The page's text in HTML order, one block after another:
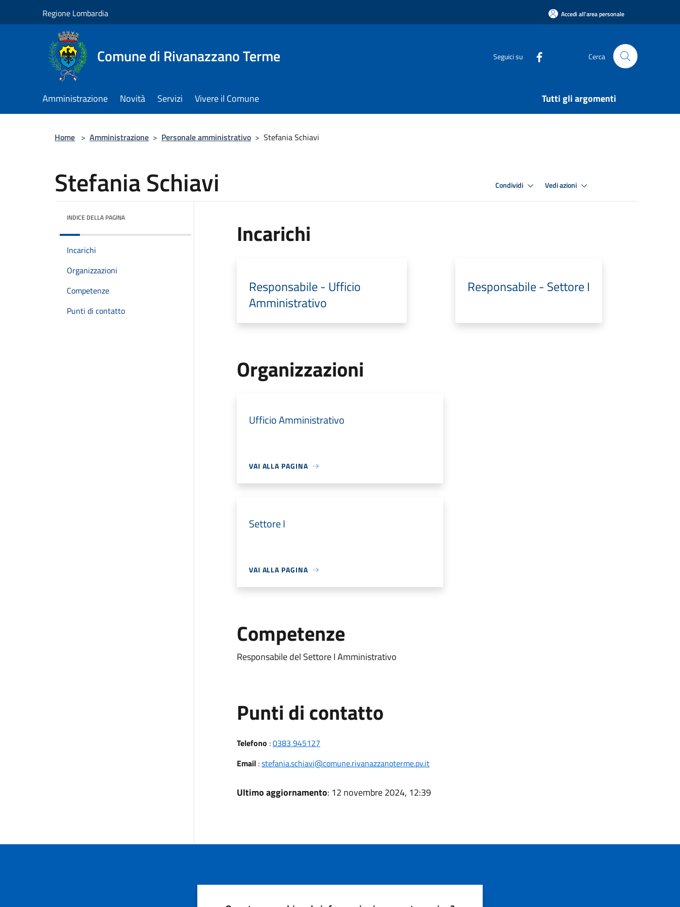
Regione Lombardia Accedi all'area personale
Comune di Rivanazzano Terme Seguici su Cerca
Amministrazione Novità Servizi Vivere il Comune Tutti gli argomenti
Home > Amministrazione > Personale amministrativo > Stefania Schiavi
Stefania Schiavi Condividi Vedi azioni
INDICE DELLA PAGINA
Incarichi
Organizzazioni
Competenze
Punti di contatto
Incarichi
Responsabile - Ufficio
Amministrativo
Responsabile - Settore I
Organizzazioni
Ufficio Amministrativo
VAI ALLA PAGINA
Settore I
VAI ALLA PAGINA
Competenze
Responsabile del Settore I Amministrativo
Punti di contatto
Telefono :0383 945127
Email:stefania.schiavi@comune.rivanazzanoterme.pv.it
Ultimo aggiornamento: 12 novembre 2024, 12:39